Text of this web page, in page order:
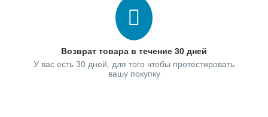
Возврат товара в течение 30 дней
У вас есть 30 дней, для того чтобы протестировать
вашу покупку